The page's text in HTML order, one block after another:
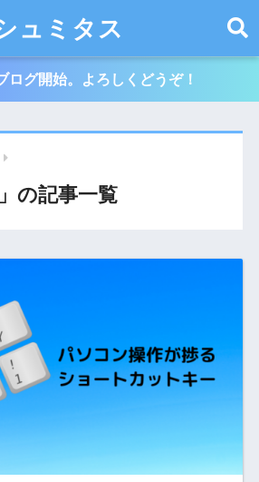
ュミタス
ログ開始。よろしくどうぞ！
の記事一覧